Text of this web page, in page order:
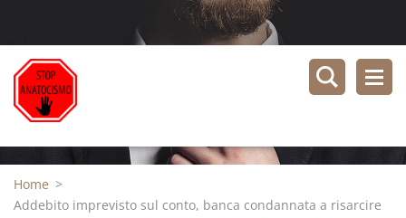
Home >
Addebito imprevisto sul conto, banca condannata a risarcire